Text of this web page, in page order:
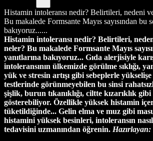
Histamin intoleransı nedir? Belirtileri, nedeni
Bu makalede Formsante Mayıs sayısından bu
bakıyoruz......
Histamin intoleransı nedir? Belirtileri,
neler? Bu makalede Formsante Mayıs
yanıtlarına bakıyoruz... Gıda alerjisiyle
intoleransının ülkemizde görülme sıklığı,
yük ve stresin artışı gibi sebeplerle
testlerinde görünmeyebilen bu sinsi
şişlik, burun tıkanıklığı, ciltte kızarıklık
gösterebiliyor. Özellikle yüksek histamin
tüketildiğinde... Gelin elma ve muz gibi
histamini yüksek besinleri, intoleransın nasıl
tedavisini uzmanından öğrenin. Hazırlayan: